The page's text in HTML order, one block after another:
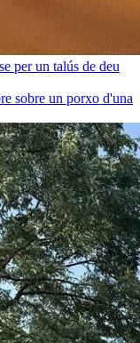
per un talús de deu
sobre un porxo d'una